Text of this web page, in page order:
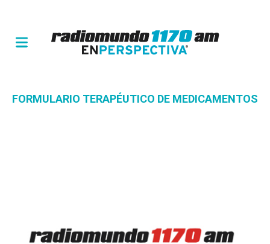
FORMULARIO TERAPÉUTICO DE MEDICAMENTOS